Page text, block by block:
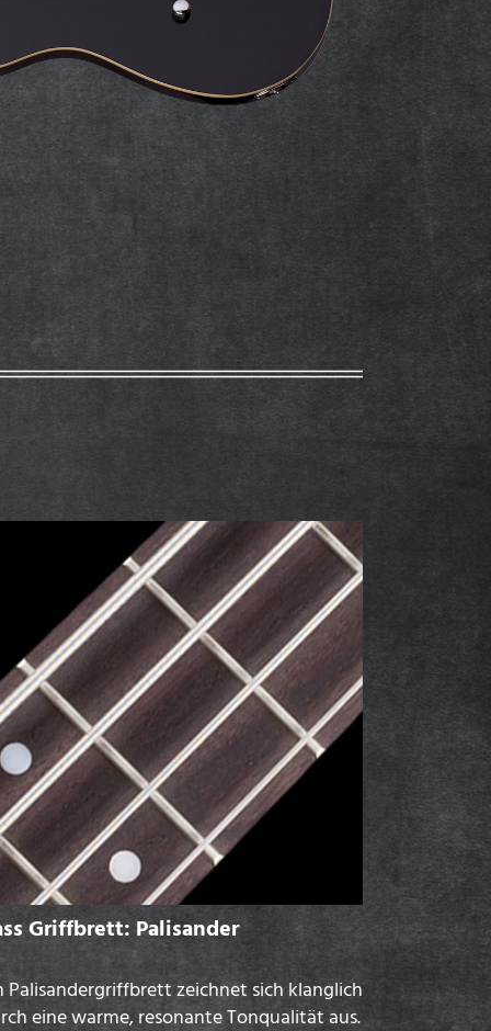
Griffbrett: Palisander
Palisandergriffbrett zeichnet sich klanglich
eine warme, resonante Tonqualität aus.